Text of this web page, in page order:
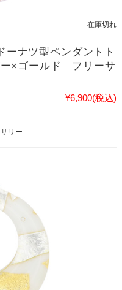
在庫切れ
ナツ型ペンダントト
×ゴールド フリーサ
¥6,900(税込)
リー